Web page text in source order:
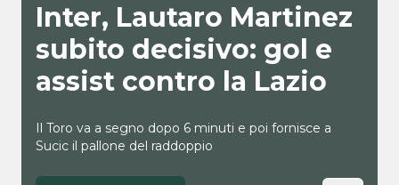
Inter, Lautaro Martinez
subito decisivo: gol e
assist contro la Lazio
Il Toro va a segno dopo 6 minuti e poi fornisce a
Sucic il pallone del raddoppio